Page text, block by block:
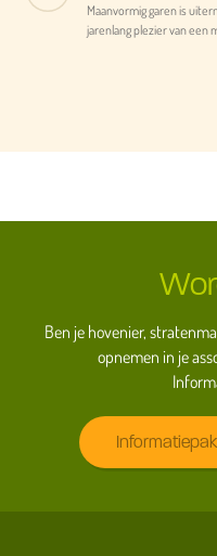
Maanvormig garen is
jarenlang plezier van een
Ben je hovenier,
opnemen in je